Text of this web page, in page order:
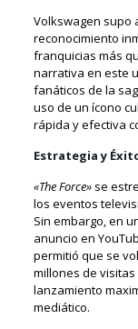
Volkswagen supo
reconocimiento
franquicias más
narrativa en este
fanáticos de la
uso de un ícono
rápida y efectiva
Estrategia y
«The Force»se
los eventos
Sin embargo, en
anuncio en
permitió que se
millones de
lanzamiento
mediático.